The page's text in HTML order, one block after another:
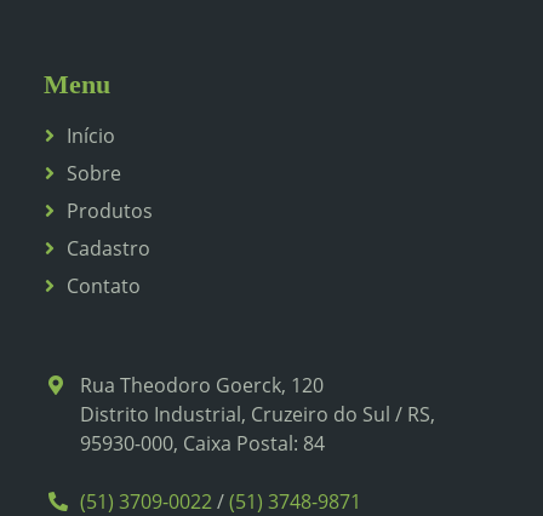
Menu
Início
Sobre
Produtos
Cadastro
Contato
Rua Theodoro Goerck, 120
Distrito Industrial, Cruzeiro do Sul / RS,
95930-000, Caixa Postal: 84
(51) 3709-0022/(51) 3748-9871